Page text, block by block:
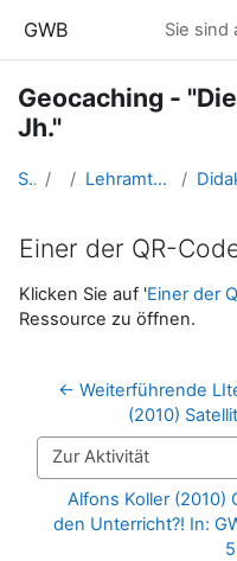
GWB Sie sind
Geocaching -
Jh."
Startseite Kurse Lehramtsausbildung GW im Cluster Österreich Mitte
Einer der QR-
Abschlussbedingungen
Klicken Sie auf 'Einer der
Ressource zu öffnen.
← Weiterführende
(2010)
Zur Aktivität
Alfons Koller (2010)
den Unterricht?! In: